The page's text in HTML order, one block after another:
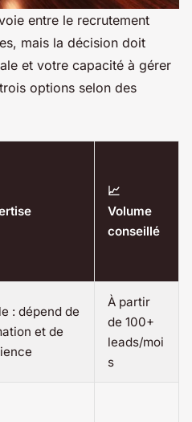
entre le recrutement
mais la décision doit
et votre capacité à gérer
options selon des
📈
Volume
conseillé
: dépend de
et de
À partir
de 100+
leads/moi
s